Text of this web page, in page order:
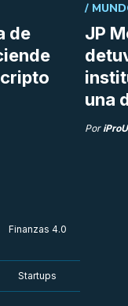
de
JP
una
/
Por
Finanzas 4.0
Startups